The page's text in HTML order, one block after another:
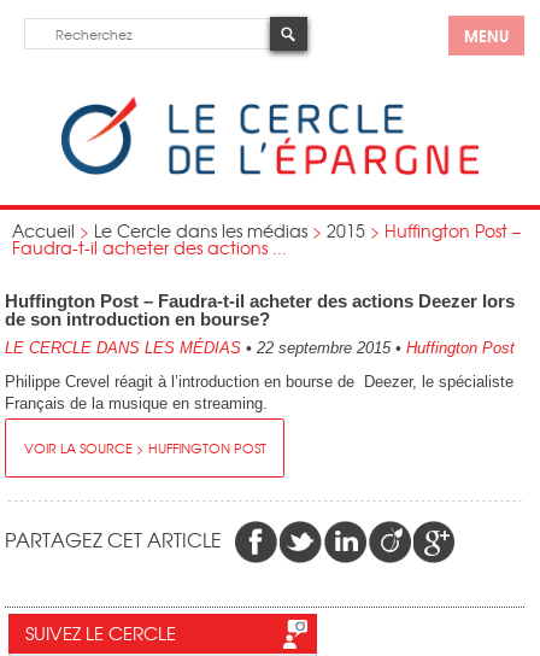
MENU
Accueil > Le Cercle dans les médias > 2015 > Huffington Post –
Faudra-t-il acheter des actions ...
Huffington Post – Faudra-t-il acheter des actions Deezer lors
de son introduction en bourse?
LE CERCLE DANS LES MÉDIAS • 22 septembre 2015• Huffington Post
Philippe Crevel réagit à l’introduction en bourse de Deezer, le spécialiste
Français de la musique en streaming.
VOIR LA SOURCE > HUFFINGTON POST
PARTAGEZ CET ARTICLE
SUIVEZ LE CERCLE